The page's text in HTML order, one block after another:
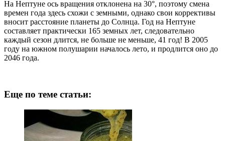
На Нептуне ось вращения отклонена на 30°, поэтому смена
времен года здесь схожи с земными, однако свои коррективы
вносит расстояние планеты до Солнца. Год на Нептуне
составляет практически 165 земных лет, следовательно
каждый сезон длится, не больше не меньше, 41 год! В 2005
году на южном полушарии началось лето, и продлится оно до
2046 года.
Еще по теме статьи: